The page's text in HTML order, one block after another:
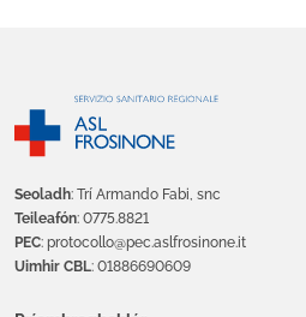
Seoladh: Trí Armando Fabi, snc
Teileafón: 0775.8821
PEC: protocollo@pec.aslfrosinone.it
Uimhir CBL: 01886690609